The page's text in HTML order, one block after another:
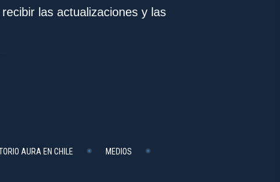
las actualizaciones y las
AURA EN CHILE MEDIOS